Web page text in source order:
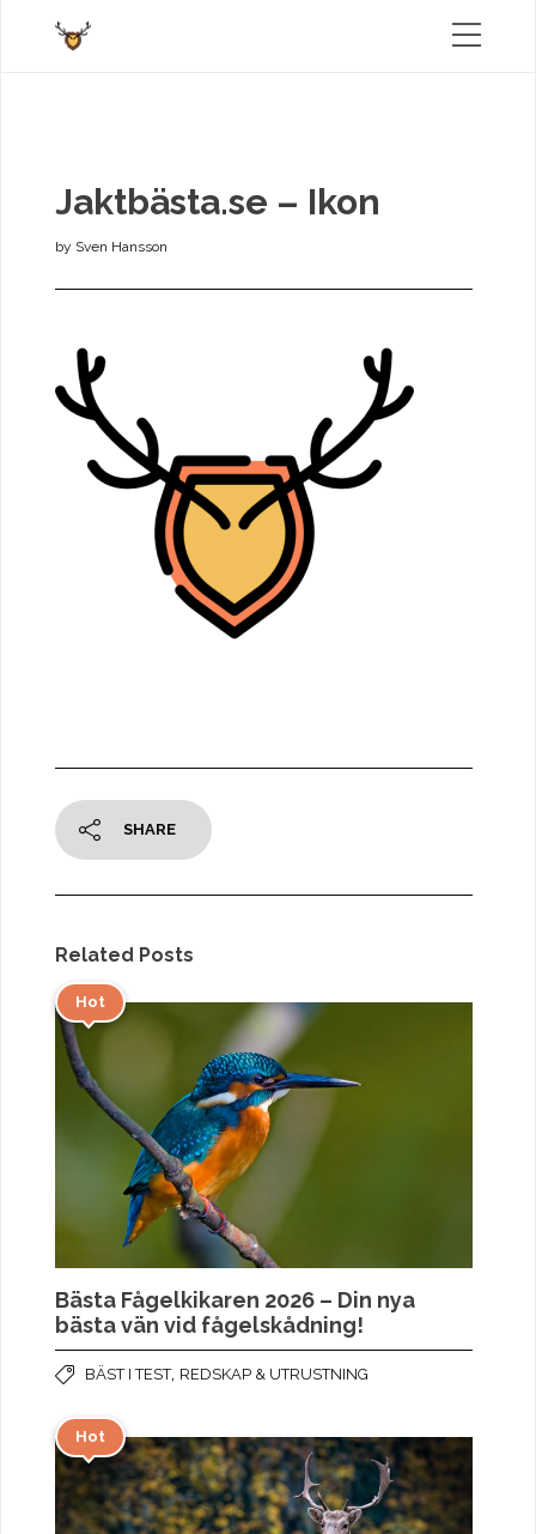
Jaktbästa.se – Ikon
by Sven Hansson
SHARE
Related Posts
Hot
Bästa Fågelkikaren 2026 – Din nya
bästa vän vid fågelskådning!
BÄST I TEST, REDSKAP & UTRUSTNING
Hot